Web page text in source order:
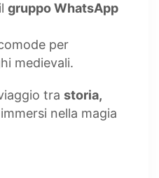
gruppo WhatsApp
per
medievali.
tra storia,
nella magia